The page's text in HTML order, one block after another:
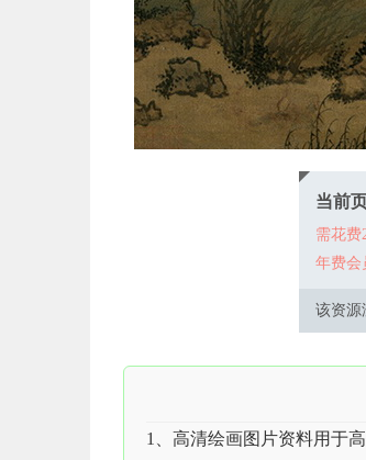
当前
需花费
年费会
该资源
1、高清绘画图片资料用于